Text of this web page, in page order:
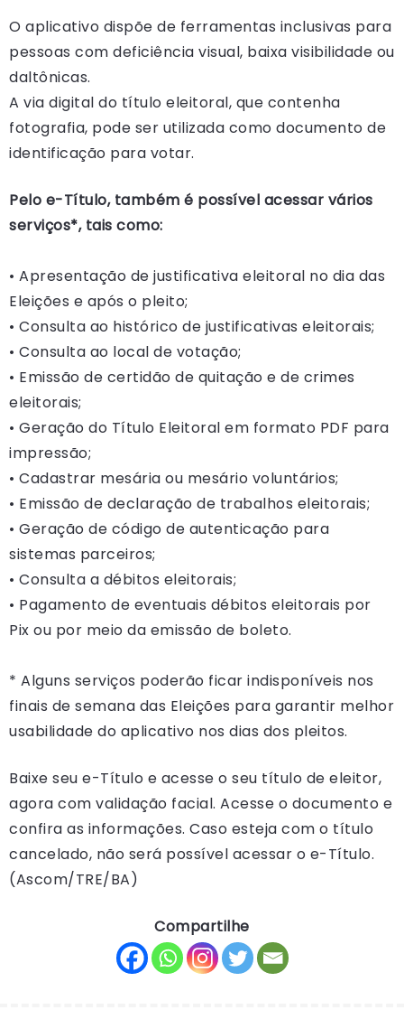
O aplicativo dispõe de ferramentas inclusivas para
pessoas com deficiência visual, baixa visibilidade ou
daltônicas.
A via digital do título eleitoral, que contenha
fotografia, pode ser utilizada como documento de
identificação para votar.
Pelo e-Título, também é possível acessar vários
serviços*, tais como:
• Apresentação de justificativa eleitoral no dia das
Eleições e após o pleito;
• Consulta ao histórico de justificativas eleitorais;
• Consulta ao local de votação;
• Emissão de certidão de quitação e de crimes
eleitorais;
• Geração do Título Eleitoral em formato PDF para
impressão;
• Cadastrar mesária ou mesário voluntários;
• Emissão de declaração de trabalhos eleitorais;
• Geração de código de autenticação para
sistemas parceiros;
• Consulta a débitos eleitorais;
• Pagamento de eventuais débitos eleitorais por
Pix ou por meio da emissão de boleto.
* Alguns serviços poderão ficar indisponíveis nos
finais de semana das Eleições para garantir melhor
usabilidade do aplicativo nos dias dos pleitos.
Baixe seu e-Título e acesse o seu título de eleitor,
agora com validação facial. Acesse o documento e
confira as informações. Caso esteja com o título
cancelado, não será possível acessar o e-Título.
(Ascom/TRE/BA)
Compartilhe